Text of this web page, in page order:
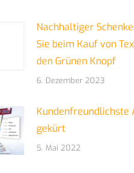
Nachhaltiger
Sie beim Kauf von
den Grünen Knopf
6. Dezember 2023
Kundenfreundlichste
gekürt
5. Mai 2022